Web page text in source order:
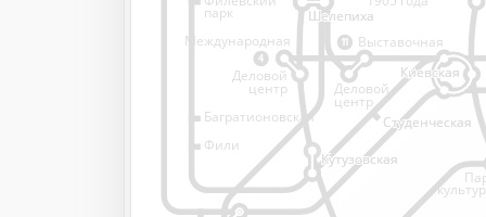
4
11
Деловой
центр
Шелепиха
Шелепиха
парк
Багратионовская
Фили
Международная Выставочная
Деловой
центр
Киевская
Киевская
Студенческая
Студенческая
Кутузовская
Кутузовская